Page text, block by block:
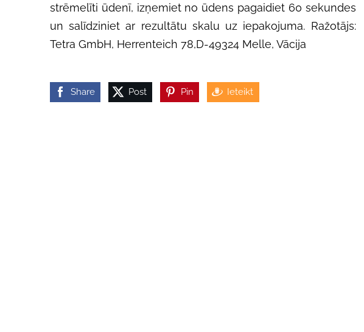
strēmelīti ūdenī, izņemiet no ūdens pagaidiet 60 sekundes
un salīdziniet ar rezultātu skalu uz iepakojuma. Ražotājs:
Tetra GmbH, Herrenteich 78,D-49324 Melle, Vācija
Share Post Pin Ieteikt